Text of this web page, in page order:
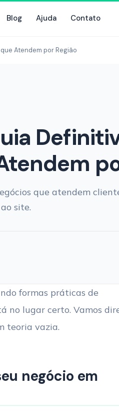
Blog Ajuda Contato
Atendem por Região
que atendem
site.
formas práticas de
no lugar certo. Vamos
teoria vazia.
negócio em